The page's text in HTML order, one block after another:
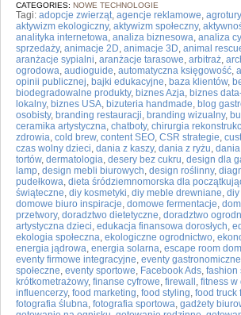
CATEGORIES: NOWE TECHNOLOGIE
Tagi: adopcje zwierząt, agencje reklamowe,
aktywizm ekologiczny, aktywizm społeczny,
analityka internetowa, analiza biznesowa, analiza
sprzedaży, animacje 2D, animacje 3D, animal
aranżacje sypialni, aranżacje tarasowe, arbitraż,
ogrodowa, audioguide, automatyczna księgowość,
opinii publicznej, bajki edukacyjne, baza klientów,
biodegradowalne produkty, biznes Azja, biznes
lokalny, biznes USA, bizuteria handmade, blog
osobisty, branding restauracji, branding wizualny,
ceramika artystyczna, chatboty, chirurgia
zdrowia, cold brew, content SEO, CSR strategie,
czas wolny dzieci, dania z kaszy, dania z ryżu,
tortów, dermatologia, desery bez cukru, design dla
lamp, design mebli biurowych, design roślinny,
pudełkowa, dieta śródziemnomorska dla
świąteczne, diy kosmetyki, diy meble drewniane, diy
domowe biuro inspiracje, domowe fermentacje,
przetwory, doradztwo dietetyczne, doradztwo
artystyczna dzieci, edukacja finansowa dorosłych,
ekologia społeczna, ekologiczne ogrodnictwo,
energia jądrowa, energia solarna, escape room
eventy firmowe integracyjne, eventy gastronomiczne
społeczne, eventy sportowe, Facebook Ads, fashion
krótkometrażowy, finanse cyfrowe, firewall , fitness w
influencerzy, food marketing, food styling, food truck
fotografia ślubna, fotografia sportowa, gadżety